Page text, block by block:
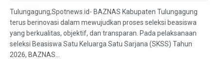
Tulungagung,Spotnews.id- BAZNAS Kabupaten Tulungagung
terus berinovasi dalam mewujudkan proses seleksi beasiswa
yang berkualitas, objektif, dan transparan. Pada pelaksanaan
seleksi Beasiswa Satu Keluarga Satu Sarjana (SKSS) Tahun
2026, BAZNAS...